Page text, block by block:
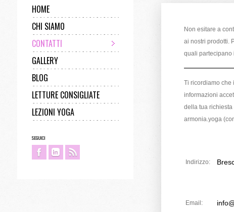
HOME
CHI SIAMO
CONTATTI
GALLERY
BLOG
LETTURE CONSIGLIATE
LEZIONI YOGA
SEGUICI
Non esitare a
ai nostri prodotti.
quali partecipano
Ti ricordiamo che
informazioni
della tua
armonia.yoga
Indirizzo:
Email: